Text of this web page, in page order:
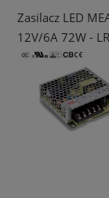
Zasilacz LED
12V/6A 72W -